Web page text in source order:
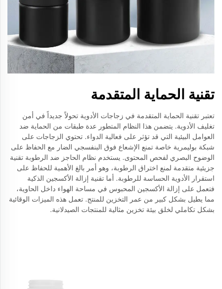
تقنية الحماية المتقدمة
تعتبر تقنية الحماية المتقدمة في زجاجات الأدوية تحولاً جديداً في أمن
تغليف الأدوية. يتضمن هذا النظام المتطور عدة طبقات من الحماية ضد
العوامل البيئية التي قد تؤثر على فعالية الدواء. تحتوي الزجاجات على
شبكة بوليمرية خاصة تمنع الإشعاع فوق البنفسجي الضار مع الحفاظ على
الوضوح البصري لفحص المحتوى. يستخدم نظام الحاجز ضد الرطوبة تقنية
جزيئية متقدمة لمنع اختراق الرطوبة، وهو أمر بالغ الأهمية للحفاظ على
استقرار الأدوية الحساسة للرطوبة. أما تقنية إزالة الأكسجين الذكية
فتعمل على إزالة الأكسجين المحبوس في مساحة الهواء داخل الحاوية،
مما يطيل بشكل كبير من عمر التخزين للمنتج. تعمل هذه الميزات الوقائية
بشكل تكاملي لخلق بيئة تخزين مثالية للمنتجات الصيدلانية.